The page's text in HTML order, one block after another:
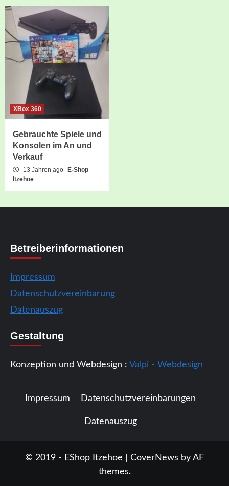
XBox 360
Gebrauchte Spiele und
Konsolen im An und
Verkauf
13 Jahren ago
E-Shop
Itzehoe
Betreiberinformationen
Impressum
Datenschutzvereinbarung
Datenauszug
Gestaltung
Konzeption und Webdesign : Valpi - Webdesign
Impressum Datenschutzvereinbarungen
Datenauszug
© 2019 - EShop Itzehoe CoverNews by AF
themes.